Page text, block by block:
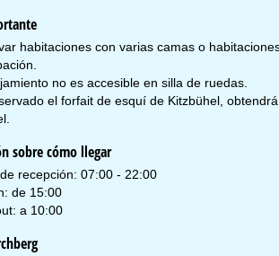
habitaciones con varias camas o
no es accesible en silla de ruedas.
el forfait de esquí de Kitzbühel,
sobre cómo llegar
recepción: 07:00 - 22:00
de 15:00
a 10:00